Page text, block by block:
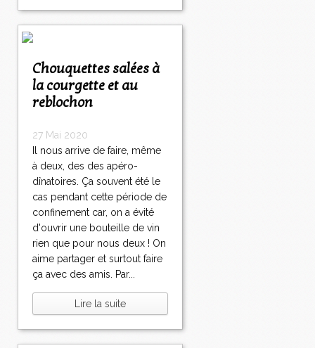
Chouquettes salées à
la courgette et au
reblochon
27 Mai 2020
Il nous arrive de faire, même
à deux, des des apéro-
dînatoires. Ça souvent été le
cas pendant cette période de
confinement car, on a évité
d'ouvrir une bouteille de vin
rien que pour nous deux ! On
aime partager et surtout faire
ça avec des amis. Par...
Lire la suite